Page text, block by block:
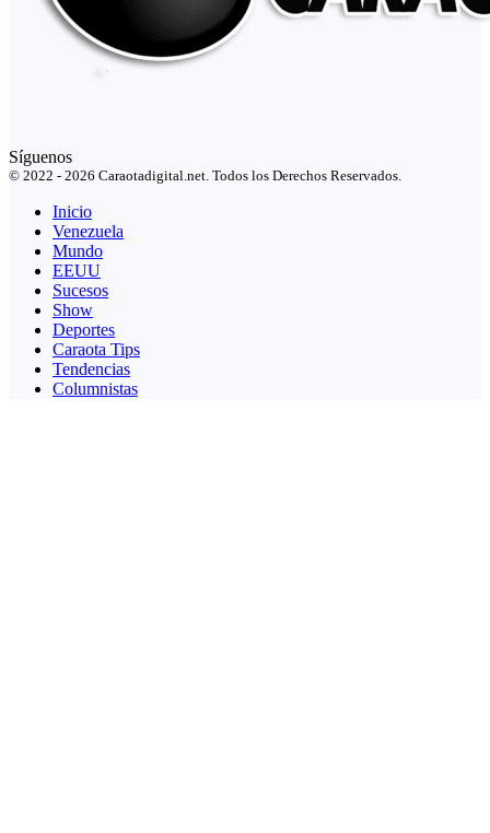
Síguenos
© 2022 - 2026 Caraotadigital.net. Todos los Derechos Reservados.
Inicio
Venezuela
Mundo
EEUU
Sucesos
Show
Deportes
Caraota Tips
Tendencias
Columnistas